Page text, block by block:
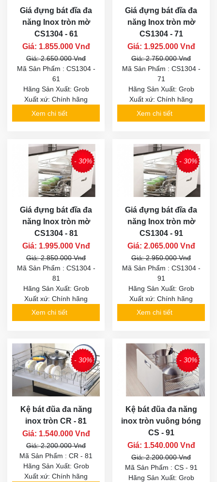
Giá đựng bát đĩa đa
năng Inox tròn mờ
CS1304 - 61
Giá: 1.855.000 Vnđ
Giá: 2.650.000 Vnđ
Mã Sản Phẩm : CS1304 -
61
Hãng Sản Xuất: Grob
Xuất xứ: Chính hãng
Xem chi tiết
Giá đựng bát đĩa đa
năng Inox tròn mờ
CS1304 - 71
Giá: 1.925.000 Vnđ
Giá: 2.750.000 Vnđ
Mã Sản Phẩm : CS1304 -
71
Hãng Sản Xuất: Grob
Xuất xứ: Chính hãng
Xem chi tiết
- 30%
Giá đựng bát đĩa đa
năng Inox tròn mờ
CS1304 - 81
Giá: 1.995.000 Vnđ
Giá: 2.850.000 Vnđ
Mã Sản Phẩm : CS1304 -
81
Hãng Sản Xuất: Grob
Xuất xứ: Chính hãng
Xem chi tiết
- 30%
Giá đựng bát đĩa đa
năng Inox tròn mờ
CS1304 - 91
Giá: 2.065.000 Vnđ
Giá: 2.950.000 Vnđ
Mã Sản Phẩm : CS1304 -
91
Hãng Sản Xuất: Grob
Xuất xứ: Chính hãng
Xem chi tiết
- 30%
Kệ bát đũa đa năng
inox tròn CR - 81
Giá: 1.540.000 Vnđ
Giá: 2.200.000 Vnđ
Mã Sản Phẩm : CR - 81
Hãng Sản Xuất: Grob
Xuất xứ: Chính hãng
- 30%
Kệ bát đũa đa năng
inox tròn vuông bóng
CS - 91
Giá: 1.540.000 Vnđ
Giá: 2.200.000 Vnđ
Mã Sản Phẩm : CS - 91
Hãng Sản Xuất: Grob